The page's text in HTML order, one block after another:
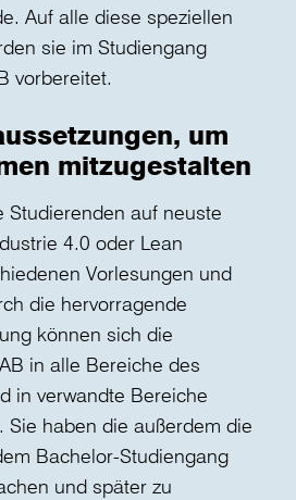
Auf alle diese speziellen
sie im Studiengang
vorbereitet.
um
mitzugestalten
Studierenden auf neuste
4.0 oder Lean
Vorlesungen und
die hervorragende
können sich die
in alle Bereiche des
in verwandte Bereiche
Sie haben die außerdem die
Bachelor-Studiengang
und später zu